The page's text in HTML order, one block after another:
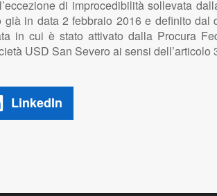
di improcedibilità sollevata
in data 2 febbraio 2016 e definito
in cui è stato attivato dalla Procura
USD San Severo ai sensi dell’articolo
LinkedIn